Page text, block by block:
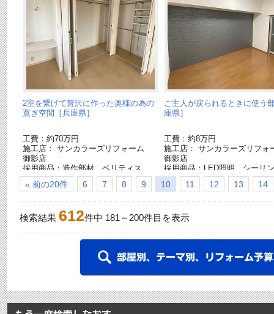
2室を繋げて贅沢に作った奥様の為の
寛ぎ空間［兵庫県］
工費：約70万円
施工店： サンカラーズリフォーム
御影店
採用商品：造作部材 ベリティス
採用商品：内装ドア ベリティス
採用商品：照明 スポットライト
ご主人が戻られるときに使う
庫県］
工費：約8万円
施工店： サンカラーズリフ
御影店
採用商品：LED照明 シーリ
ト
« 前の20件 6 7 8 9 10 11 12 13 14
検索結果 612件中 181 ～ 200件目を表示